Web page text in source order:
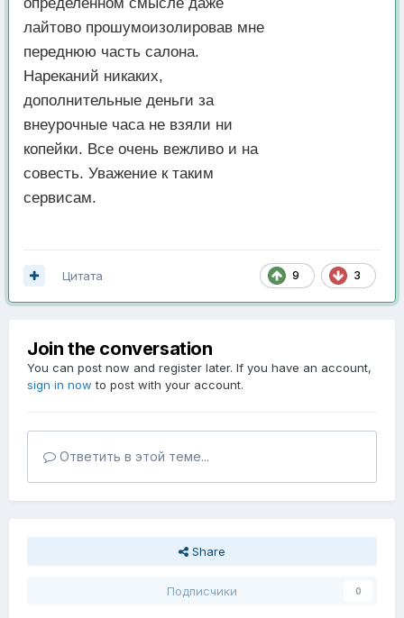
лайтово прошумоизолировав мне
переднюю часть салона.
Нареканий никаких,
дополнительные деньги за
внеурочные часа не взяли ни
копейки. Все очень вежливо и на
совесть. Уважение к таким
сервисам.
9 3
Цитата
Join the conversation
You can post now and register later. If you have an account,
sign in now to post with your account.
Ответить в этой теме...
Share
Подписчики 0